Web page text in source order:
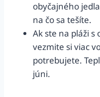
obyčajného
na čo sa tešíte.
Ak ste na pláži
vezmite si viac
potrebujete.
júni.